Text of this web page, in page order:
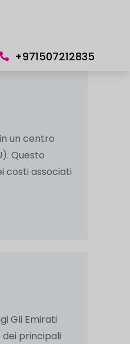
+971507212835
un centro
Questo
costi associati
Gli Emirati
dei principali